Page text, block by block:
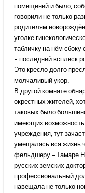
помещений и было,
говорили не только
родителям
уголке
табличку на нём сбоку
– последний всплеск
Это кресло долго
молчаливый укор.
В другой комнате
окрестных жителей,
таковых было
имеющих
учреждения, тут
умещалась вся жизнь
фельдшеру – Тамаре
русских земских
профессиональный
навещала не только